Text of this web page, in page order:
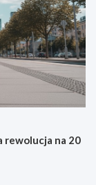
rewolucja na 20